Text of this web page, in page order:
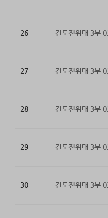
26 간도진위대 3부
27 간도진위대 3부
28 간도진위대 3부
29 간도진위대 3부
30 간도진위대 3부